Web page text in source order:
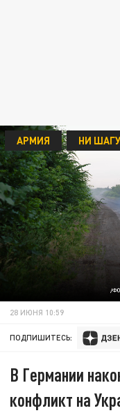
/
АРМИЯ НИ
28 ИЮНЯ 10:59
ПОДПИШИТЕСЬ:
В Германии
конфликт на